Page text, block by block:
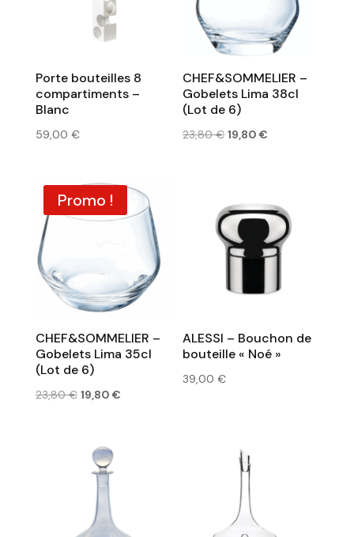
Porte bouteilles 8
compartiments –
Blanc
59,00 €
CHEF&SOMMELIER –
Gobelets Lima 38cl
(Lot de 6)
23,80€ Le
23,80 €.
19,80€
19,80 €.
Promo !
CHEF&SOMMELIER –
Gobelets Lima 35cl
(Lot de 6)
23,80€ Le
était :
23,80 €.
19,80 €Le
ALESSI – Bouchon de
bouteille « Noé »
39,00€